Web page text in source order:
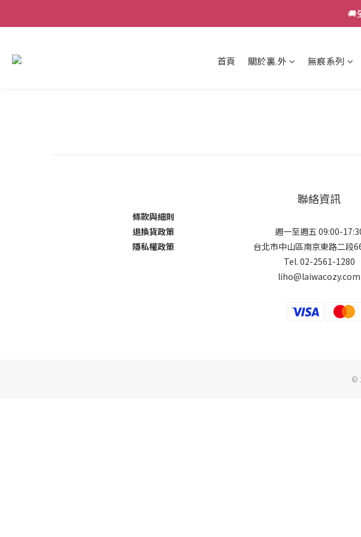
🚚
首頁 關於裏.外 無痕系列
條款與細則
退換貨政策
隱私權政策
聯絡資訊
週一至週五 09:00-
台北市中山區南京東路二段
Tel. 02-2561-1280
liho@laiwacozy.com
©